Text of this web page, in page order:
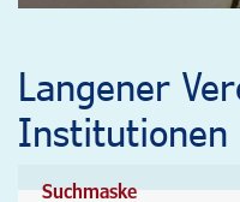
Langener
Institutionen
Suchmaske